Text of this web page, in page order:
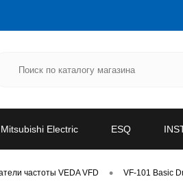
Mitsubishi Electric ESQ
частоты VEDA VFD • VF-101 Basic